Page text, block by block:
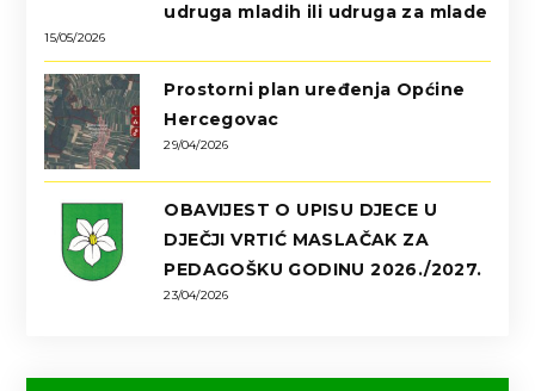
udruga mladih ili udruga za mlade
15/05/2026
Prostorni plan uređenja Općine
Hercegovac
29/04/2026
OBAVIJEST O UPISU DJECE U
DJEČJI VRTIĆ MASLAČAK ZA
PEDAGOŠKU GODINU 2026./2027.
23/04/2026